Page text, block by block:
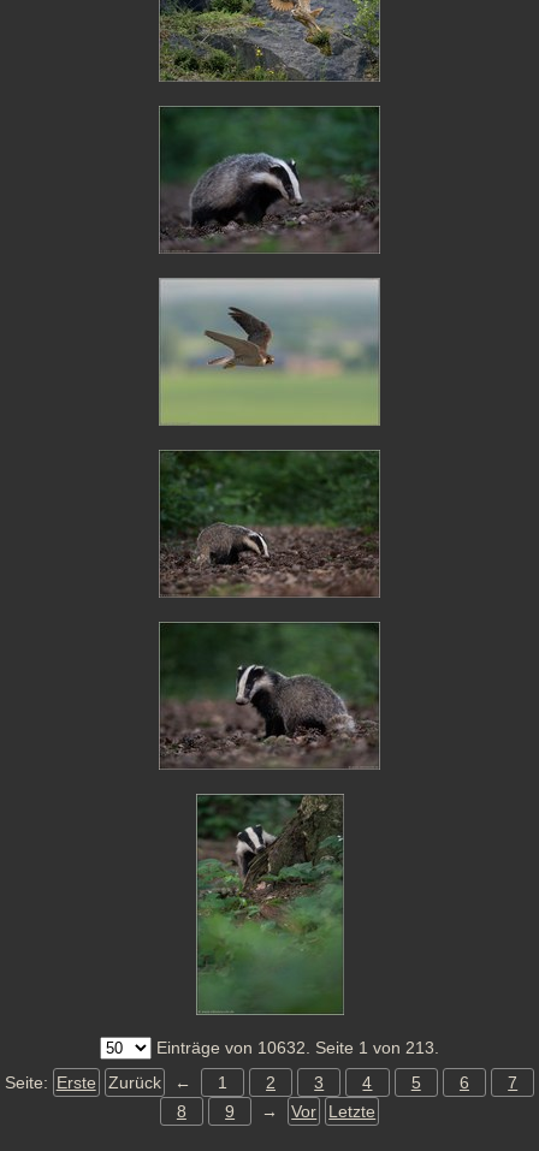
Einträge von 10632. Seite 1 von 213.
Seite: Erste Zurück ← 1 2 3 4 5 6
7
8
9 → Vor Letzte